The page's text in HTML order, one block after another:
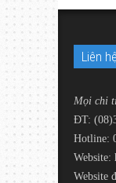
Liên hệ
Mọi chi
ĐT:
Hotline:
Website:
Website